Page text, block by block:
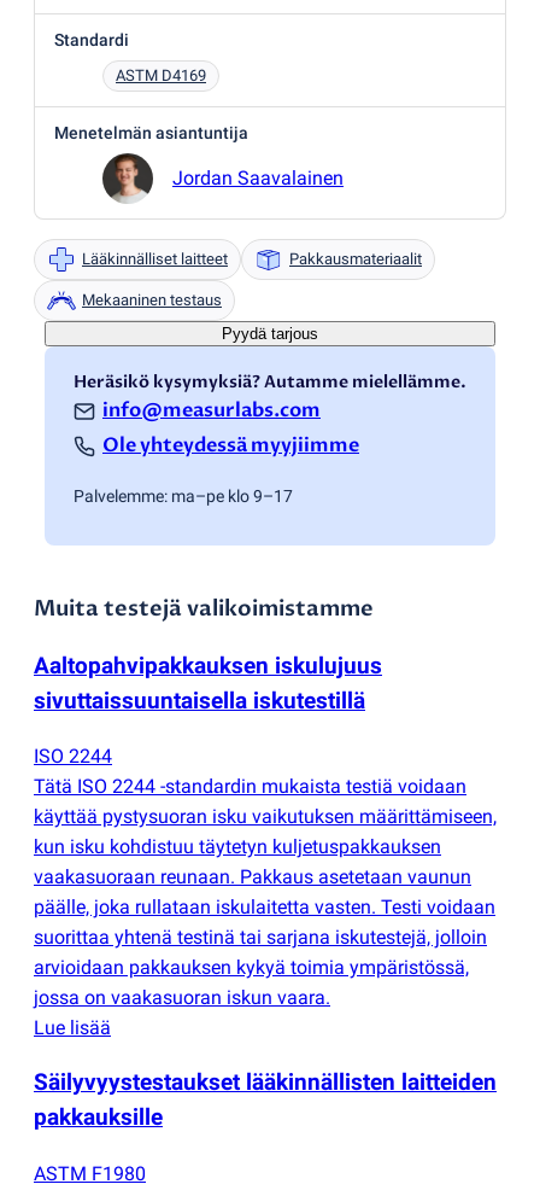
Standardi
ASTM D4169
Menetelmän asiantuntija
Jordan Saavalainen
Lääkinnälliset laitteet Pakkausmateriaalit
Mekaaninen testaus
Pyydä tarjous
Heräsikö kysymyksiä? Autamme mielellämme.
info@measurlabs.com
Ole yhteydessä myyjiimme
Palvelemme: ma–pe klo 9–17
Muita testejä valikoimistamme
Aaltopahvipakkauksen iskulujuus
sivuttaissuuntaisella iskutestillä
ISO 2244
Tätä ISO 2244 -standardin mukaista testiä voidaan
käyttää pystysuoran isku vaikutuksen määrittämiseen,
kun isku kohdistuu täytetyn kuljetuspakkauksen
vaakasuoraan reunaan. Pakkaus asetetaan vaunun
päälle, joka rullataan iskulaitetta vasten. Testi voidaan
suorittaa yhtenä testinä tai sarjana iskutestejä, jolloin
arvioidaan pakkauksen kykyä toimia ympäristössä,
jossa on vaakasuoran iskun vaara.
Lue lisää
Säilyvyystestaukset lääkinnällisten laitteiden
pakkauksille
ASTM F1980